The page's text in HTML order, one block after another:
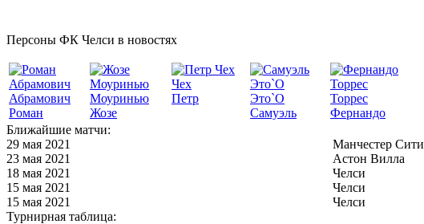
Персоны ФК Челси в новостях
Абрамович
Роман
Моуринью
Жозе
Чех
Петр
Это`О
Самуэль
Торрес
Фернандо
Ближайшие матчи:
29 мая 2021
Манчестер Сити
23 мая 2021
Астон Вилла
18 мая 2021
Челси
15 мая 2021
Челси
15 мая 2021
Челси
Турнирная таблица: